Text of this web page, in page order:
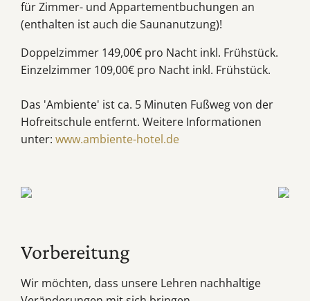
für Zimmer- und Appartementbuchungen an
(enthalten ist auch die Saunanutzung)!
Doppelzimmer 149,00€ pro Nacht inkl. Frühstück.
Einzelzimmer 109,00€ pro Nacht inkl. Frühstück.
Das 'Ambiente' ist ca. 5 Minuten Fußweg von der
Hofreitschule entfernt. Weitere Informationen
unter: www.ambiente-hotel.de
Vorbereitung
Wir möchten, dass unsere Lehren nachhaltige